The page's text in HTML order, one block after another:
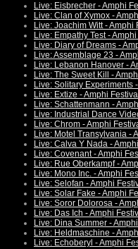
Live: Eisbrecher - Amphi
Live: Clan of Xymox -
Live: Joachim Witt -
Live: Empathy Test -
Live: Diary of Dreams -
Live: Assemblage 23 -
Live: Lebanon Hanover -
Live: The Sweet Kill -
Live: Solitary Experiments
Live: Extize - Amphi
Live: Schattenmann -
Live: Industrial Dance
Live: Chrom - Amphi
Live: Motel Transylvania -
Live: Calva Y Nada -
Live: Covenant - Amphi
Live: Rue Oberkampf -
Live: Mono Inc. - Amphi
Live: Selofan - Amphi
Live: Solar Fake - Amphi
Live: Soror Dolorosa -
Live: Das Ich - Amphi
Live: Dina Summer -
Live: Heldmaschine -
Live: Echoberyl - Amphi